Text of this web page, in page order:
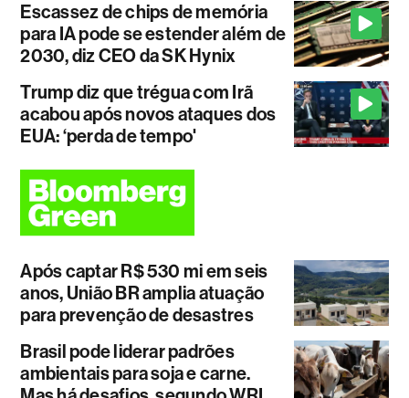
Escassez de chips de memória
para IA pode se estender além de
2030, diz CEO da SK Hynix
Trump diz que trégua com Irã
acabou após novos ataques dos
EUA: ‘perda de tempo'
Após captar R$ 530 mi em seis
anos, União BR amplia atuação
para prevenção de desastres
Brasil pode liderar padrões
ambientais para soja e carne.